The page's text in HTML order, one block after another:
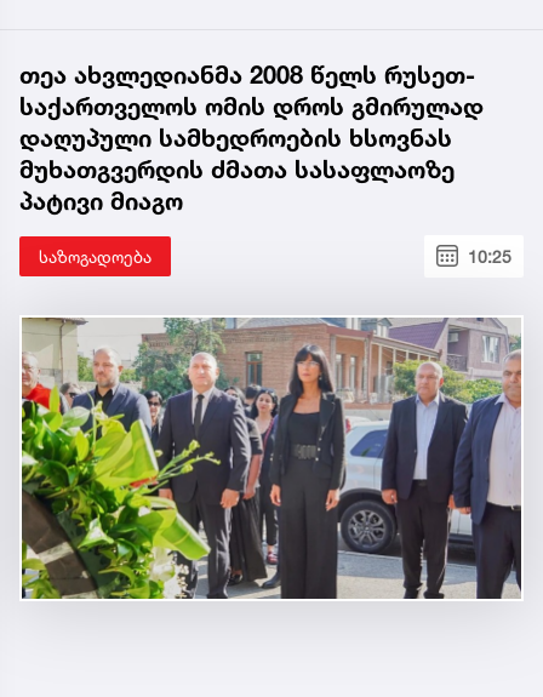
თეა ახვლედიანმა 2008 წელს რუსეთ-
საქართველოს ომის დროს გმირულად
დაღუპული სამხედროების ხსოვნას
მუხათგვერდის ძმათა სასაფლაოზე
პატივი მიაგო
საზოგადოება 10:25